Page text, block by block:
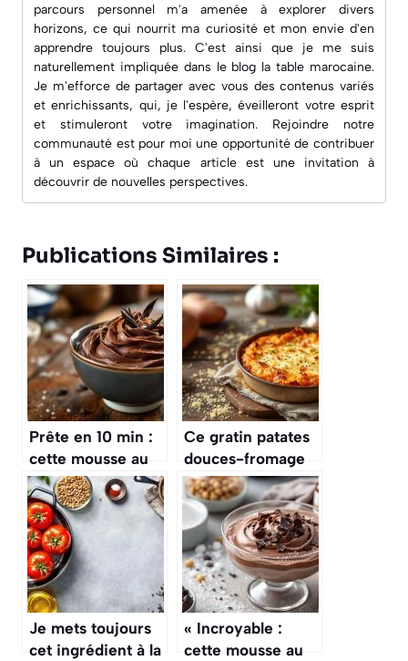
parcours personnel m'a amenée à explorer divers
horizons, ce qui nourrit ma curiosité et mon envie d'en
apprendre toujours plus. C'est ainsi que je me suis
naturellement impliquée dans le blog la table marocaine.
Je m'efforce de partager avec vous des contenus variés
et enrichissants, qui, je l'espère, éveilleront votre esprit
et stimuleront votre imagination. Rejoindre notre
communauté est pour moi une opportunité de contribuer
à un espace où chaque article est une invitation à
découvrir de nouvelles perspectives.
Publications Similaires :
Prête en 10 min :
cette mousse au
chocolat au cacao
fait le buzz
Ce gratin patates
douces-fromage
fait un gros carton
cet automne
Je mets toujours
cet ingrédient à la
« Incroyable :
cette mousse au